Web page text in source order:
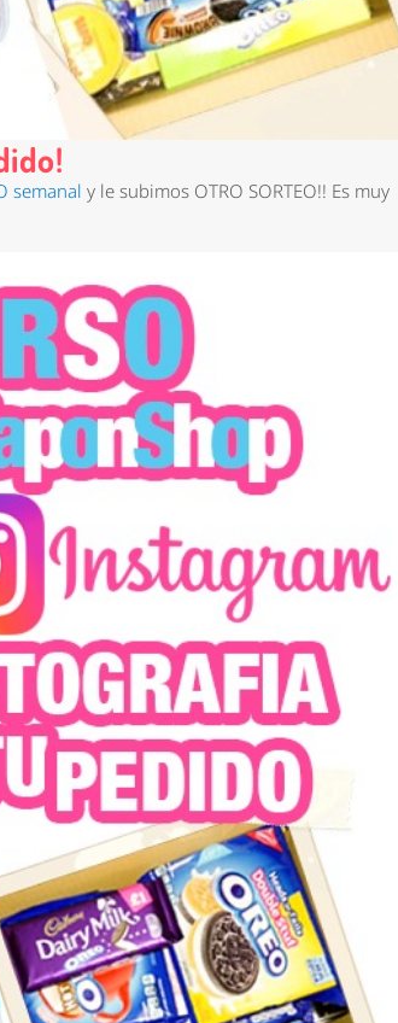
semanaly le subimos OTRO SORTEO!! Es muy